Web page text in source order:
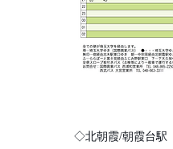
◇北朝霞/朝霞台駅